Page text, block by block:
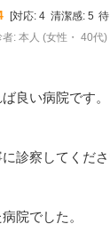
対応: 4 清潔感: 5
者: 本人 (女性・ 40代)
良い病院です。
診察してくださ
院でした。